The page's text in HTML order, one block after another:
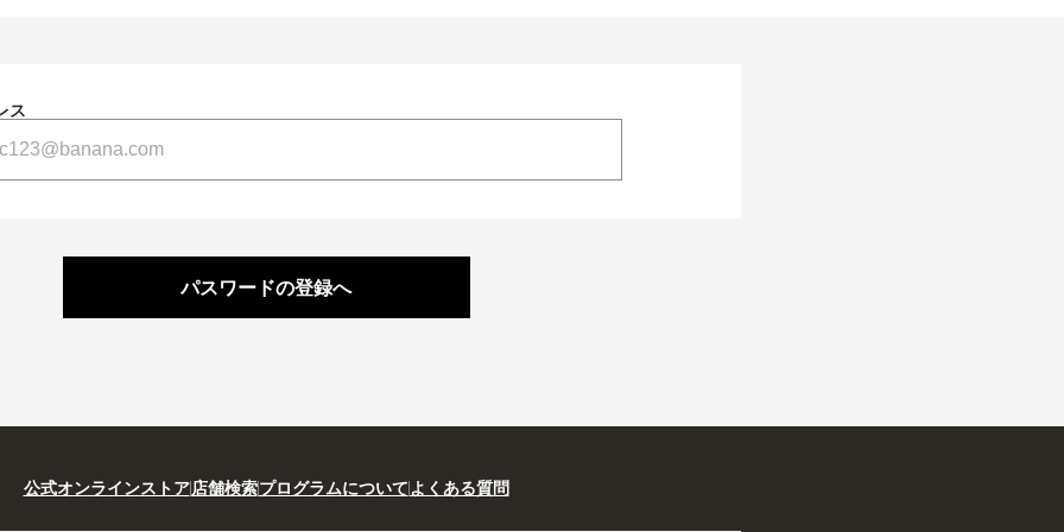
ス
パスワードの登録へ
公式オンラインストア 店舗検索プログラムについて よくある質問